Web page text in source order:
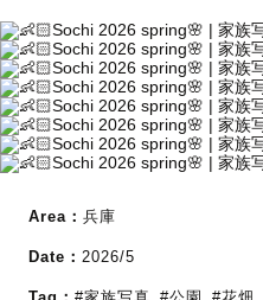
Area： 兵庫
Date： 2026/5